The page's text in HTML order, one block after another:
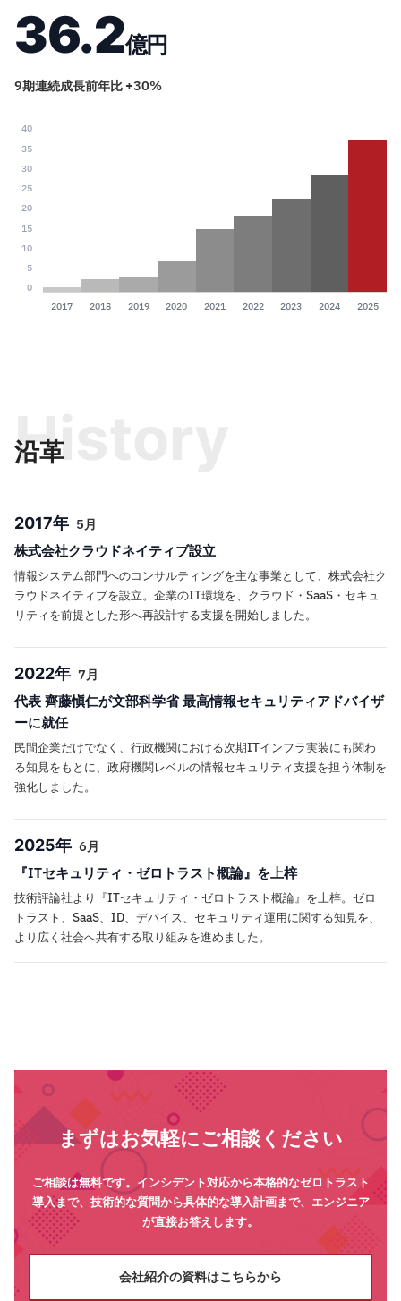
36.2億円
9期連続成長前年比 +30%
40
35
30
25
20
15
10
5
0
2017
2018 2019 2020 2021 2022 2023 2024 2025
沿革
History
2017年 5月
株式会社クラウドネイティブ設立
情報システム部門へのコンサルティングを主な事業として、株式会社ク
ラウドネイティブを設立。企業のIT環境を、クラウド・SaaS・セキュ
リティを前提とした形へ再設計する支援を開始しました。
2022年 7月
代表 齊藤愼仁が文部科学省 最高情報セキュリティアドバイザ
ーに就任
民間企業だけでなく、行政機関における次期ITインフラ実装にも関わ
る知見をもとに、政府機関レベルの情報セキュリティ支援を担う体制を
強化しました。
2025年 6月
『ITセキュリティ・ゼロトラスト概論』を上梓
技術評論社より『ITセキュリティ・ゼロトラスト概論』を上梓。ゼロ
トラスト、SaaS、ID、デバイス、セキュリティ運用に関する知見を、
より広く社会へ共有する取り組みを進めました。
まずはお気軽にご相談ください
ご相談は無料です。インシデント対応から本格的なゼロトラスト
導入まで、技術的な質問から具体的な導入計画まで、エンジニア
が直接お答えします。
会社紹介の資料はこちらから